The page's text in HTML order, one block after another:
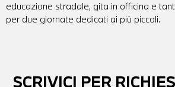
educazione stradale, gita in officina e
per due giornate dedicati ai più piccoli.
SCRIVICI PER